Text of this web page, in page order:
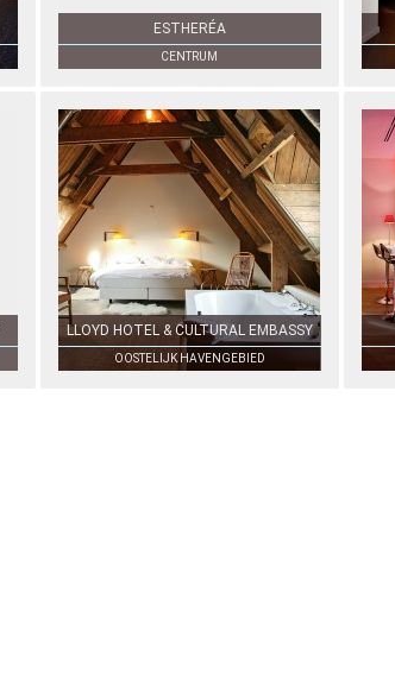
ESTHERÉA
CENTRUM
LLOYD HOTEL & CULTURAL EMBASSY
OOSTELIJK HAVENGEBIED